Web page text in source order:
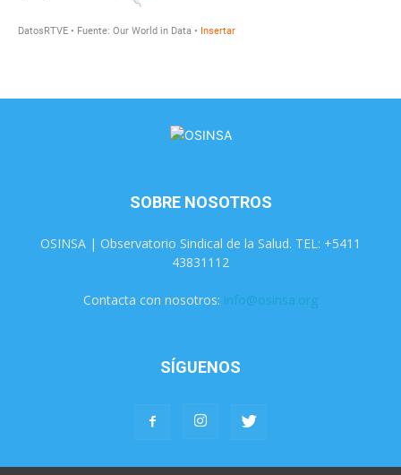
SOBRE NOSOTROS
OSINSA | Observatorio Sindical de la Salud. TEL: +5411
43831112
Contacta con nosotros: info@osinsa.org
SÍGUENOS